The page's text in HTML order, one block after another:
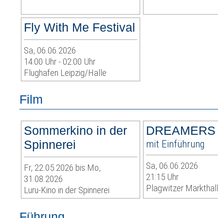
Fly With Me Festival
Sa, 06.06.2026
14:00 Uhr - 02:00 Uhr
Flughafen Leipzig/Halle
Film
Sommerkino in der
Spinnerei
Fr, 22.05.2026 bis Mo,
31.08.2026
Luru-Kino in der Spinnerei
DREAMERS
mit Einführung
Sa, 06.06.2026
21:15 Uhr
Plagwitzer